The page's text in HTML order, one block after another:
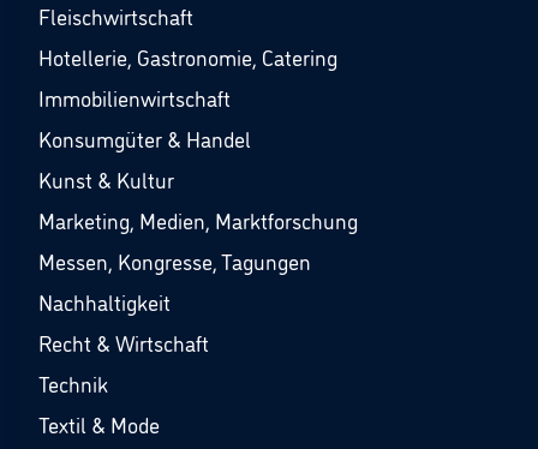
Fleischwirtschaft
Hotellerie, Gastronomie, Catering
Immobilienwirtschaft
Konsumgüter & Handel
Kunst & Kultur
Marketing, Medien, Marktforschung
Messen, Kongresse, Tagungen
Nachhaltigkeit
Recht & Wirtschaft
Technik
Textil & Mode